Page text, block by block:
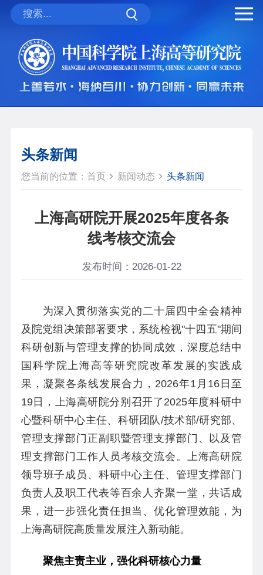
头条新闻
您当前的位置： 首页 新闻动态 头条新闻
上海高研院开展2025年度各条
线考核交流会
发布时间：2026-01-22
为深入贯彻落实党的二十届四中全会精神
及院党组决策部署要求，系统检视"十四五"期间
科研创新与管理支撑的协同成效，深度总结中
国科学院上海高等研究院改革发展的实践成
果，凝聚各条线发展合力，2026年1月16日至
19日，上海高研院分别召开了2025年度科研中
心暨科研中心主任、科研团队/技术部/研究部、
管理支撑部门正副职暨管理支撑部门、以及管
理支撑部门工作人员考核交流会。上海高研院
领导班子成员、科研中心主任、管理支撑部门
负责人及职工代表等百余人齐聚一堂，共话成
果，进一步强化责任担当、优化管理效能，为
上海高研院高质量发展注入新动能。
聚焦主责主业，强化科研核心力量